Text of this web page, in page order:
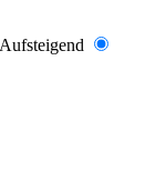
Aufsteigend